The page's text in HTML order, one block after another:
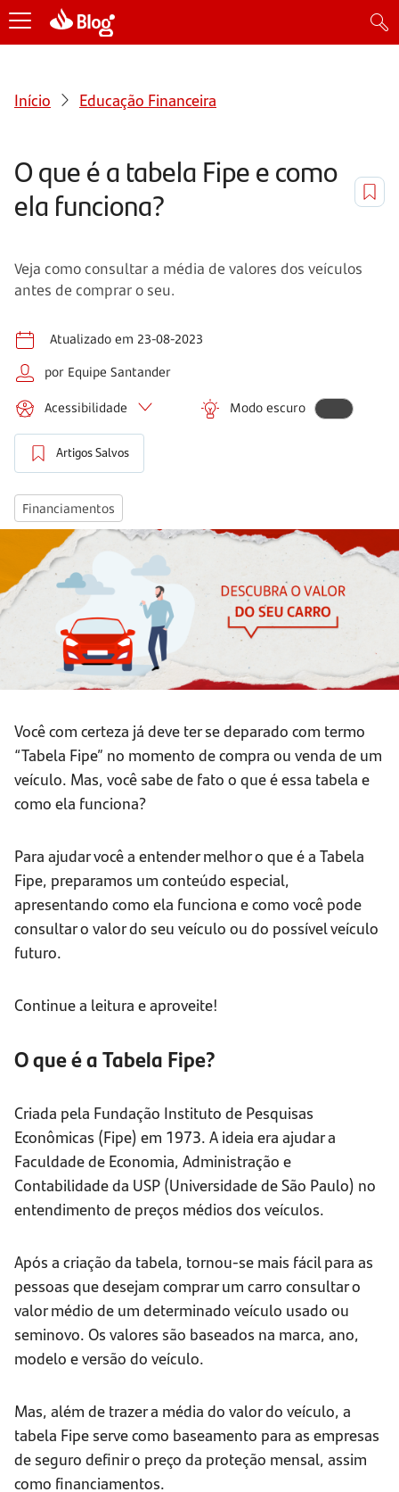
Início Educação Financeira
O que é a tabela Fipe e como
ela funciona?
Veja como consultar a média de valores dos veículos
antes de comprar o seu.
Atualizado em 23-08-2023
por Equipe Santander
Acessibilidade Modo escuro
Artigos Salvos
Financiamentos
Você com certeza já deve ter se deparado com termo
“Tabela Fipe” no momento de compra ou venda de um
veículo. Mas, você sabe de fato o que é essa tabela e
como ela funciona?
Para ajudar você a entender melhor o que é a Tabela
Fipe, preparamos um conteúdo especial,
apresentando como ela funciona e como você pode
consultar o valor do seu veículo ou do possível veículo
futuro.
Continue a leitura e aproveite!
O que é a Tabela Fipe?
Criada pela Fundação Instituto de Pesquisas
Econômicas (Fipe) em 1973. A ideia era ajudar a
Faculdade de Economia, Administração e
Contabilidade da USP (Universidade de São Paulo) no
entendimento de preços médios dos veículos.
Após a criação da tabela, tornou-se mais fácil para as
pessoas que desejam comprar um carro consultar o
valor médio de um determinado veículo usado ou
seminovo. Os valores são baseados na marca, ano,
modelo e versão do veículo.
Mas, além de trazer a média do valor do veículo, a
tabela Fipe serve como baseamento para as empresas
de seguro definir o preço da proteção mensal, assim
como financiamentos.